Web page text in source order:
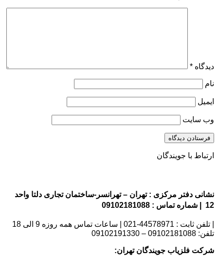
دیدگاه *
نام
ایمیل
وب‌ سایت
ارتباط با جویندگان
نشانی دفتر مرکزی : تهران – تهرانسر-ساختمان تجاری دلتا واحد
12 | شماره تماس : 09102181088
| تلفن ثابت : 44578971-021 | ساعات تماس همه روزه 9 الی 18
تلفن: 09102181088 – 09102191330
شرکت فلزیاب جویندگان تهران: